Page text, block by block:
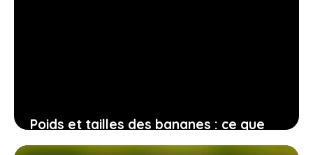
Poids et tailles des bananes : ce que
chaque amateur de fruits devrait